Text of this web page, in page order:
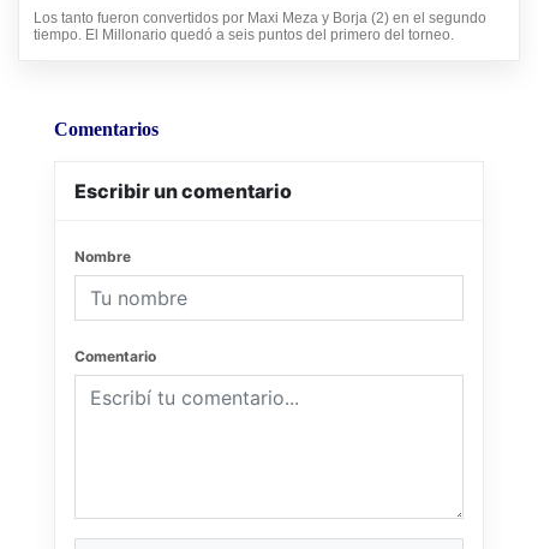
Los tanto fueron convertidos por Maxi Meza y Borja (2) en el segundo
tiempo. El Millonario quedó a seis puntos del primero del torneo.
Comentarios
Escribir un comentario
Nombre
Comentario